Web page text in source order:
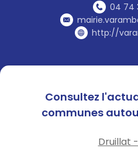
04 74
http://
Consultez
communes
Druillat -